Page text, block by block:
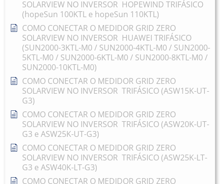
SOLARVIEW NO INVERSOR HOPEWIND TRIFÁSICO
(hopeSun 100KTL e hopeSun 110KTL)
COMO CONECTAR O MEDIDOR GRID ZERO
SOLARVIEW NO INVERSOR HUAWEI TRIFÁSICO
(SUN2000-3KTL-M0 / SUN2000-4KTL-M0 / SUN2000-
5KTL-M0 / SUN2000-6KTL-M0 / SUN2000-8KTL-M0 /
SUN2000-10KTL-M0)
COMO CONECTAR O MEDIDOR GRID ZERO
SOLARVIEW NO INVERSOR TRIFÁSICO (ASW15K-UT-
G3)
COMO CONECTAR O MEDIDOR GRID ZERO
SOLARVIEW NO INVERSOR TRIFÁSICO (ASW20K-UT-
G3 e ASW25K-UT-G3)
COMO CONECTAR O MEDIDOR GRID ZERO
SOLARVIEW NO INVERSOR TRIFÁSICO (ASW25K-LT-
G3 e ASW40K-LT-G3)
COMO CONECTAR O MEDIDOR GRID ZERO